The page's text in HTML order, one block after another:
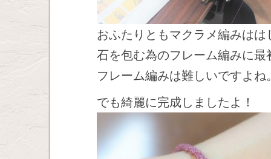
おふたりともマクラメ編みは
石を包む為のフレーム編みに
フレーム編みは難しいですよね
でも綺麗に完成しましたよ！